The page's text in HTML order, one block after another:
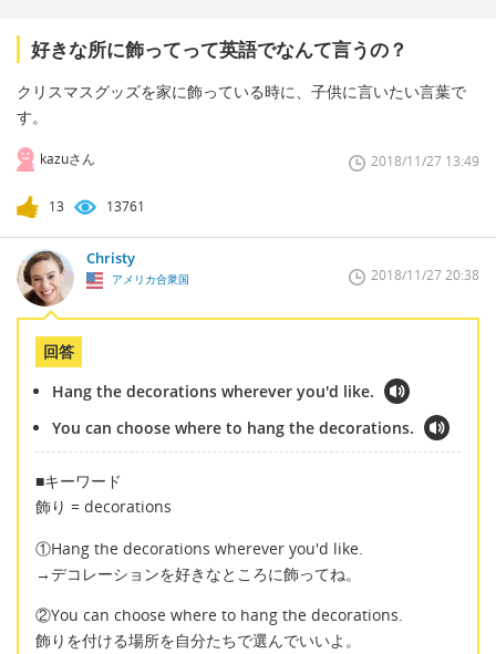
好きな所に飾ってって英語でなんて言うの？
クリスマスグッズを家に飾っている時に、子供に言いたい言葉で
す。
kazuさん 2018/11/27 13:49
13 13761
Christy
アメリカ合衆国 2018/11/27 20:38
回答
Hang the decorations wherever you'd like.
You can choose where to hang the decorations.
■キーワード
飾り = decorations
①Hang the decorations wherever you'd like.
→デコレーションを好きなところに飾ってね。
②You can choose where to hang the decorations.
飾りを付ける場所を自分たちで選んでいいよ。